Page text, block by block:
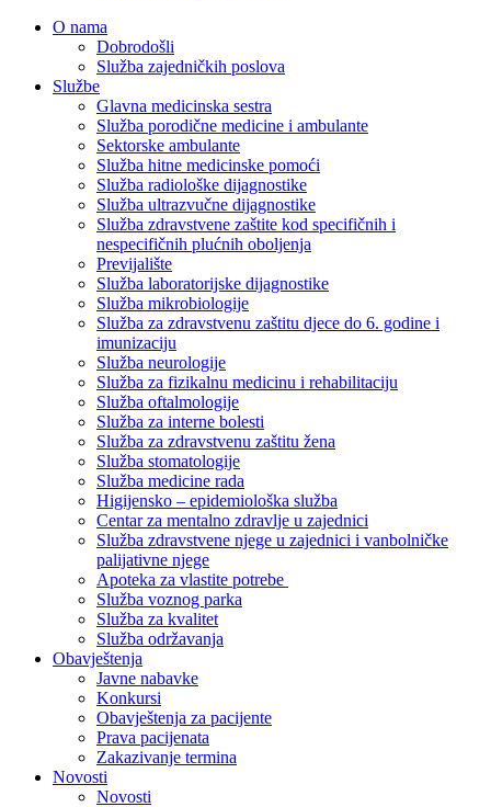
O nama
Dobrodošli
Služba zajedničkih poslova
Službe
Glavna medicinska sestra
Služba porodične medicine i ambulante
Sektorske ambulante
Služba hitne medicinske pomoći
Služba radiološke dijagnostike
Služba ultrazvučne dijagnostike
Služba zdravstvene zaštite kod specifičnih i
nespecifičnih plućnih oboljenja
Previjalište
Služba laboratorijske dijagnostike
Služba mikrobiologije
Služba za zdravstvenu zaštitu djece do 6. godine i
imunizaciju
Služba neurologije
Služba za fizikalnu medicinu i rehabilitaciju
Služba oftalmologije
Služba za interne bolesti
Služba za zdravstvenu zaštitu žena
Služba stomatologije
Služba medicine rada
Higijensko – epidemiološka služba
Centar za mentalno zdravlje u zajednici
Služba zdravstvene njege u zajednici i vanbolničke
palijativne njege
Apoteka za vlastite potrebe
Služba voznog parka
Služba za kvalitet
Služba održavanja
Obavještenja
Javne nabavke
Konkursi
Obavještenja za pacijente
Prava pacijenata
Zakazivanje termina
Novosti
Novosti